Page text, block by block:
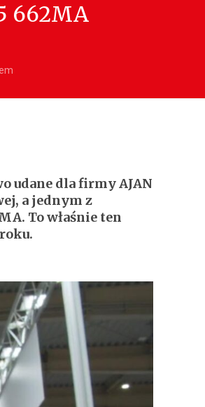
662MA
udane dla firmy AJAN
a jednym z
To właśnie ten